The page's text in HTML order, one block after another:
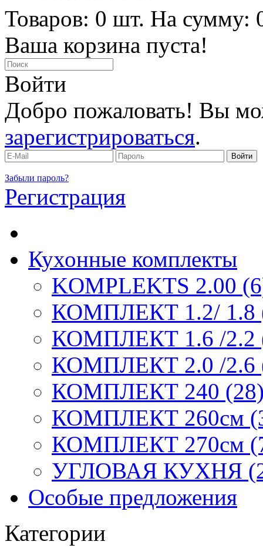
Товаров: 0 шт. На сумму:
Ваша корзина пуста!
Войти
Добро пожаловать! Вы
зарегистрироваться.
Забыли пароль?
Регистрация
Кухонные комплекты
KOMPLEKTS 2.00
КОМПЛЕКТ 1.2/ 1.8
КОМПЛЕКТ 1.6 /2.2
КОМПЛЕКТ 2.0 /2.6
КОМПЛЕКТ 240
КОМПЛЕКТ 260см
КОМПЛЕКТ 270см
УГЛОВАЯ КУХНЯ
Особые предложения
Категории